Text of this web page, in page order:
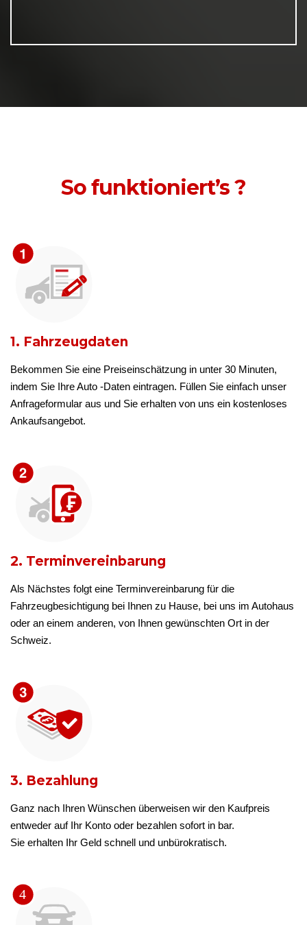
So funktioniert’s ?
1. Fahrzeugdaten
Bekommen Sie eine Preiseinschätzung in unter 30 Minuten,
indem Sie Ihre Auto -Daten eintragen. Füllen Sie einfach unser
Anfrageformular aus und Sie erhalten von uns ein kostenloses
Ankaufsangebot.
2. Terminvereinbarung
Als Nächstes folgt eine Terminvereinbarung für die
Fahrzeugbesichtigung bei Ihnen zu Hause, bei uns im Autohaus
oder an einem anderen, von Ihnen gewünschten Ort in der
Schweiz.
3. Bezahlung
Ganz nach Ihren Wünschen überweisen wir den Kaufpreis
entweder auf Ihr Konto oder bezahlen sofort in bar.
Sie erhalten Ihr Geld schnell und unbürokratisch.